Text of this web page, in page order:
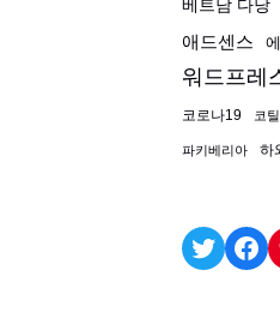
베트남 다낭
애드센스
워드프레
코로나19 코
파키베리아 하